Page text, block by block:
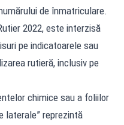
de înmatriculare.
2022, este interzisă
pe indicatoarele sau
rutieră, inclusiv pe
chimice sau a foliilor
laterale” reprezintă